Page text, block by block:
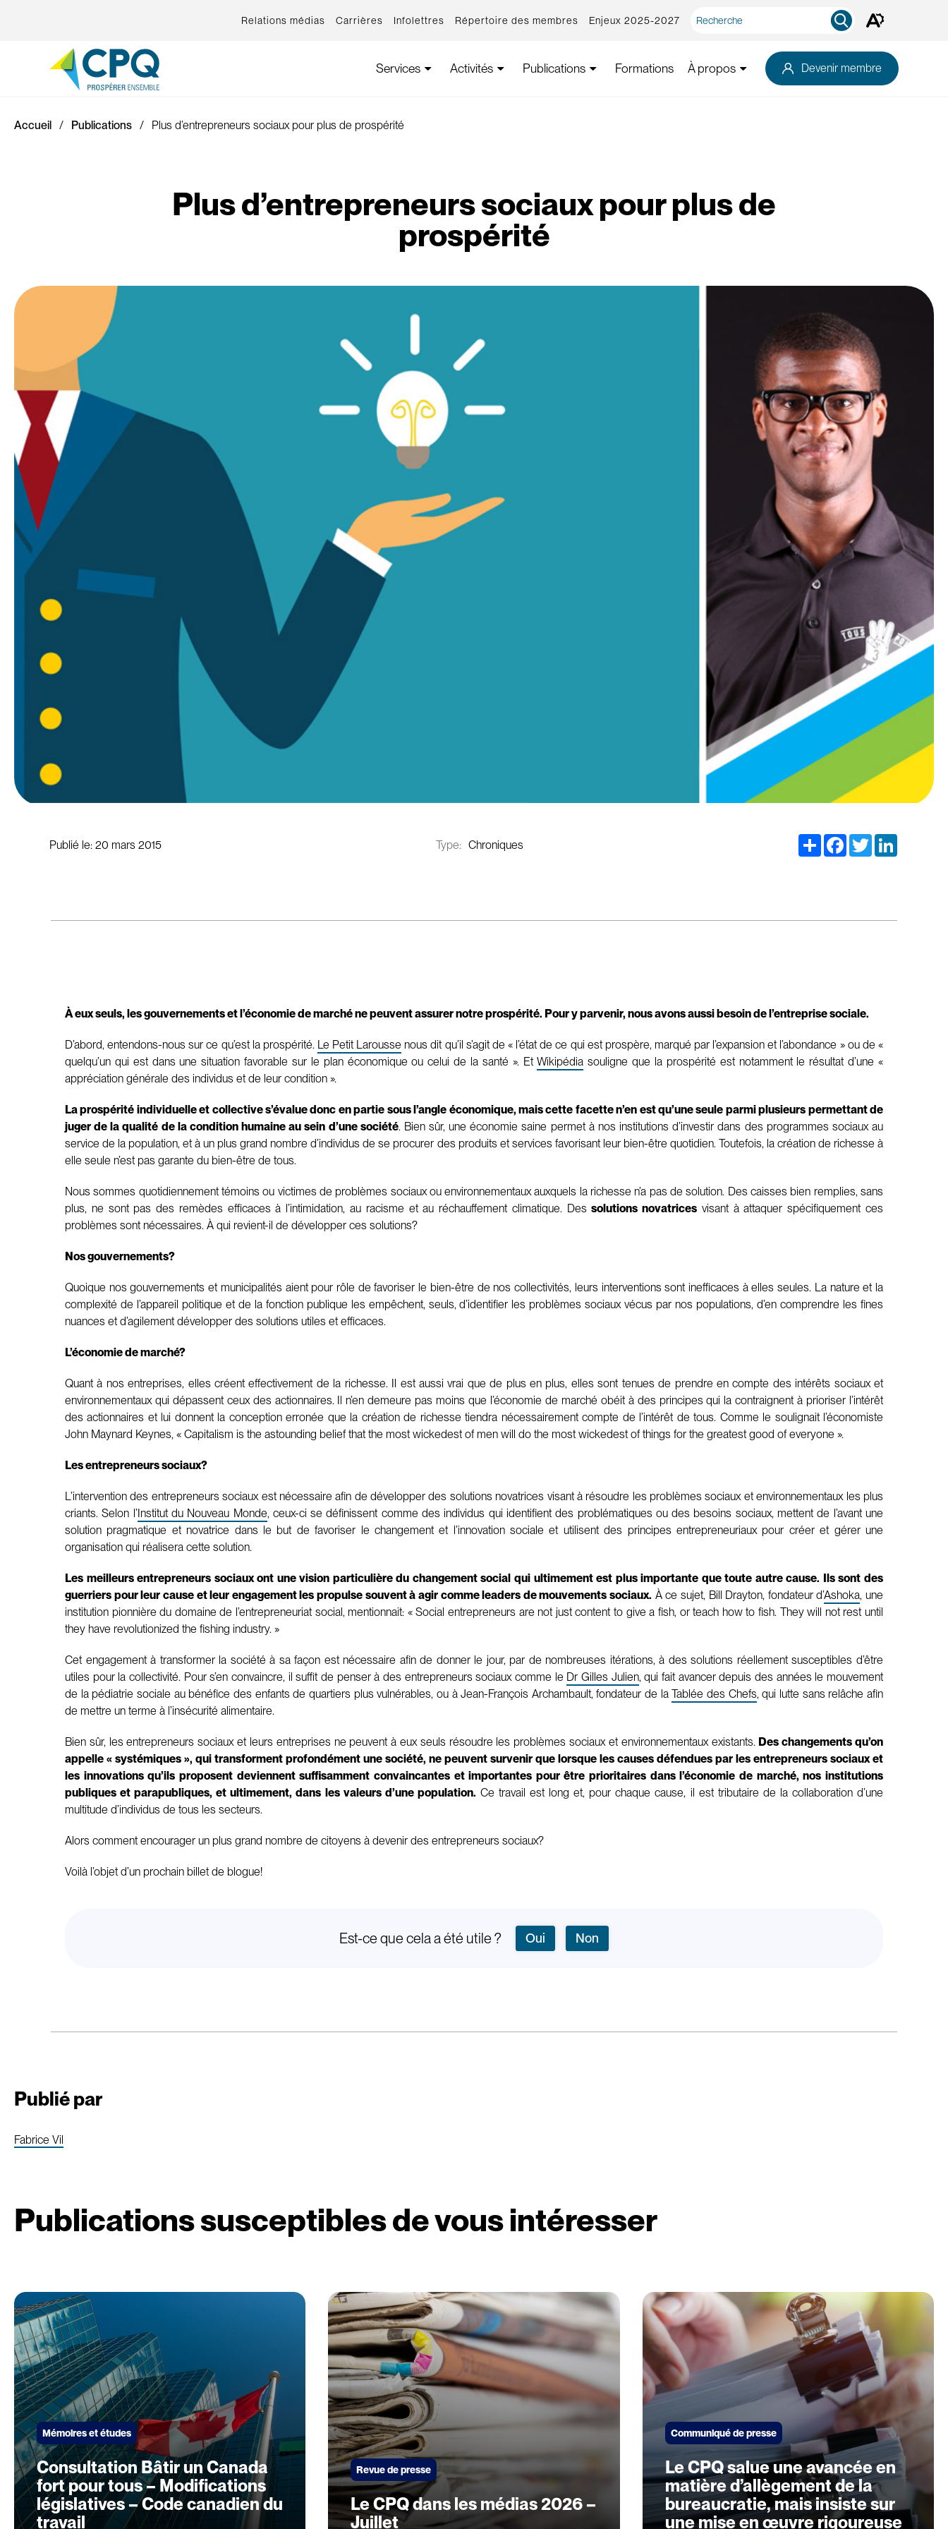
Relations médias Carrières Infolettres Répertoire des membres Enjeux 2025-2027
rapide
Ouvrez
d'outils
d'accessibilité.
Services Activités Publications Formations À propos Devenir membre
Accueil Publications Plus d’entrepreneurs sociaux pour plus de prospérité
Plus d’entrepreneurs sociaux pour plus de
prospérité
Publié le: 20 mars 2015 Type: Chroniques Share Facebook
Twitter
À eux seuls, les gouvernements et l’économie de marché ne peuvent assurer notre prospérité. Pour y parvenir, nous avons aussi besoin de l’entreprise sociale.
D’abord, entendons-nous sur ce qu’est la prospérité. Le Petit Larousse nous dit qu’il s’agit de « l’état de ce qui est prospère, marqué par l’expansion et l’abondance » ou de «
quelqu’un qui est dans une situation favorable sur le plan économique ou celui de la santé ». EtWikipédia souligne que la prospérité est notamment le résultat d’une «
appréciation générale des individus et de leur condition ».
La prospérité individuelle et collective s’évalue donc en partie sous l’angle économique, mais cette facette n’en est qu’une seule parmi plusieurs permettant de
juger de la qualité de la condition humaine au sein d’une société. Bien sûr, une économie saine permet à nos institutions d’investir dans des programmes sociaux au
service de la population, et à un plus grand nombre d’individus de se procurer des produits et services favorisant leur bien-être quotidien. Toutefois, la création de richesse à
elle seule n’est pas garante du bien-être de tous.
Nous sommes quotidiennement témoins ou victimes de problèmes sociaux ou environnementaux auxquels la richesse n’a pas de solution. Des caisses bien remplies, sans
plus, ne sont pas des remèdes efficaces à l’intimidation, au racisme et au réchauffement climatique. Dessolutions novatrices visant à attaquer spécifiquement ces
problèmes sont nécessaires. À qui revient-il de développer ces solutions?
Nos gouvernements?
Quoique nos gouvernements et municipalités aient pour rôle de favoriser le bien-être de nos collectivités, leurs interventions sont inefficaces à elles seules. La nature et la
complexité de l’appareil politique et de la fonction publique les empêchent, seuls, d’identifier les problèmes sociaux vécus par nos populations, d’en comprendre les fines
nuances et d’agilement développer des solutions utiles et efficaces.
L’économie de marché?
Quant à nos entreprises, elles créent effectivement de la richesse. Il est aussi vrai que de plus en plus, elles sont tenues de prendre en compte des intérêts sociaux et
environnementaux qui dépassent ceux des actionnaires. Il n’en demeure pas moins que l’économie de marché obéit à des principes qui la contraignent à prioriser l’intérêt
des actionnaires et lui donnent la conception erronée que la création de richesse tiendra nécessairement compte de l’intérêt de tous. Comme le soulignait l’économiste
John Maynard Keynes, « Capitalism is the astounding belief that the most wickedest of men will do the most wickedest of things for the greatest good of everyone ».
Les entrepreneurs sociaux?
L’intervention des entrepreneurs sociaux est nécessaire afin de développer des solutions novatrices visant à résoudre les problèmes sociaux et environnementaux les plus
criants. Selon l’Institut du Nouveau Monde, ceux-ci se définissent comme des individus qui identifient des problématiques ou des besoins sociaux, mettent de l’avant une
solution pragmatique et novatrice dans le but de favoriser le changement et l’innovation sociale et utilisent des principes entrepreneuriaux pour créer et gérer une
organisation qui réalisera cette solution.
Les meilleurs entrepreneurs sociaux ont une vision particulière du changement social qui ultimement est plus importante que toute autre cause. Ils sont des
guerriers pour leur cause et leur engagement les propulse souvent à agir comme leaders de mouvements sociaux. À ce sujet, Bill Drayton, fondateur d’Ashoka, une
institution pionnière du domaine de l’entrepreneuriat social, mentionnait: « Social entrepreneurs are not just content to give a fish, or teach how to fish. They will not rest until
they have revolutionized the fishing industry. »
Cet engagement à transformer la société à sa façon est nécessaire afin de donner le jour, par de nombreuses itérations, à des solutions réellement susceptibles d’être
utiles pour la collectivité. Pour s’en convaincre, il suffit de penser à des entrepreneurs sociaux comme le Dr Gilles Julien, qui fait avancer depuis des années le mouvement
de la pédiatrie sociale au bénéfice des enfants de quartiers plus vulnérables, ou à Jean-François Archambault, fondateur de laTablée des Chefs, qui lutte sans relâche afin
de mettre un terme à l’insécurité alimentaire.
Bien sûr, les entrepreneurs sociaux et leurs entreprises ne peuvent à eux seuls résoudre les problèmes sociaux et environnementaux existants. Des changements qu’on
appelle « systémiques », qui transforment profondément une société, ne peuvent survenir que lorsque les causes défendues par les entrepreneurs sociaux et
les innovations qu’ils proposent deviennent suffisamment convaincantes et importantes pour être prioritaires dans l’économie de marché, nos institutions
publiques et parapubliques, et ultimement, dans les valeurs d’une population. Ce travail est long et, pour chaque cause, il est tributaire de la collaboration d’une
multitude d’individus de tous les secteurs.
Alors comment encourager un plus grand nombre de citoyens à devenir des entrepreneurs sociaux?
Voilà l’objet d’un prochain billet de blogue!
Est-ce que cela a été utile ? Oui Non
Publié par
Fabrice Vil
Publications susceptibles de vous intéresser
Mémoires et études
Consultation Bâtir un Canada
fort pour tous – Modifications
législatives – Code canadien du
travail
Revue de presse
Le CPQ dans les médias 2026 –
Juillet
Communiqué de presse
Le CPQ salue une avancée en
matière d’allègement de la
bureaucratie, mais insiste sur
une mise en œuvre rigoureuse